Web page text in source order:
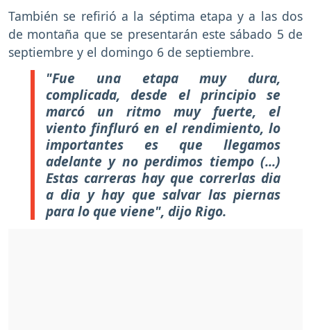
También se refirió a la séptima etapa y a las dos
de montaña que se presentarán este sábado 5 de
septiembre y el domingo 6 de septiembre.
"Fue una etapa muy dura,
complicada, desde el principio se
marcó un ritmo muy fuerte, el
viento finfluró en el rendimiento, lo
importantes es que llegamos
adelante y no perdimos tiempo (...)
Estas carreras hay que correrlas dia
a dia y hay que salvar las piernas
para lo que viene", dijo Rigo.